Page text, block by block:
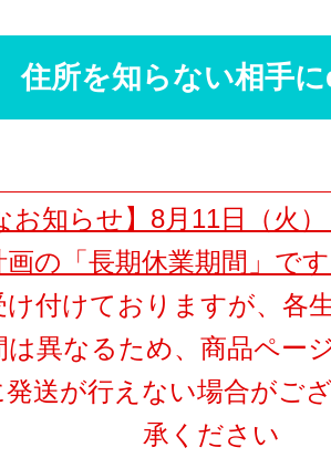
住所を知らない相手
お知らせ】8月11日（火
画の「長期休業期間」で
付けておりますが、各
は異なるため、商品ペー
発送が行えない場合がご
承ください